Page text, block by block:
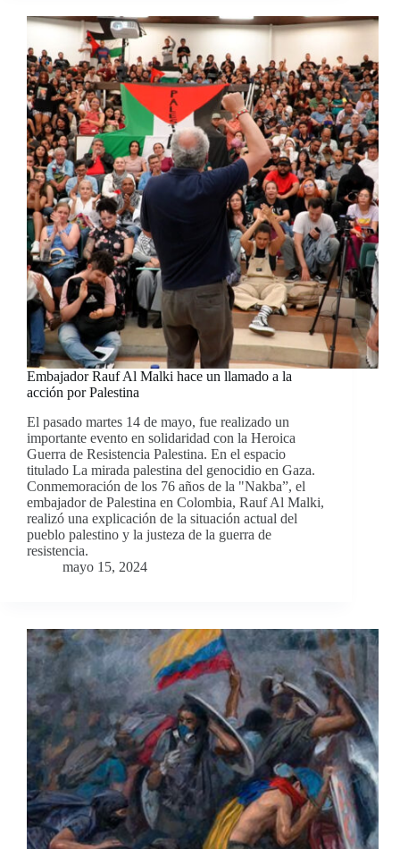
Embajador Rauf Al Malki hace un llamado a la
acción por Palestina
El pasado martes 14 de mayo, fue realizado un
importante evento en solidaridad con la Heroica
Guerra de Resistencia Palestina. En el espacio
titulado La mirada palestina del genocidio en Gaza.
Conmemoración de los 76 años de la "Nakba”, el
embajador de Palestina en Colombia, Rauf Al Malki,
realizó una explicación de la situación actual del
pueblo palestino y la justeza de la guerra de
resistencia.
mayo 15, 2024